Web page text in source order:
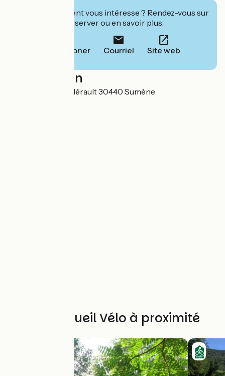
Cet établissement vous intéresse ? Rendez-vous sur
leur site pour réserver ou en savoir plus.
Téléphoner Courriel Site web
Localisation
Route de Pont d'Hérault 30440 Sumène
Autres Accueil Vélo à proximité